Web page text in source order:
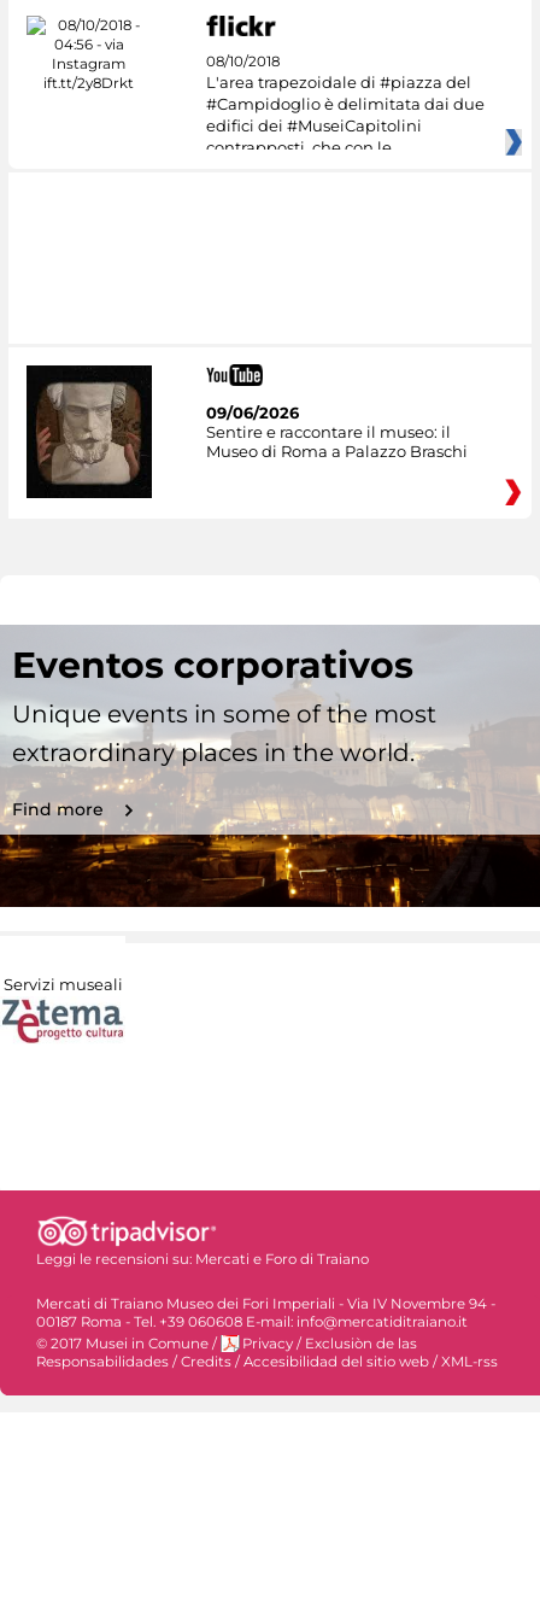
08/10/2018
L'area trapezoidale di #piazza del
#Campidoglio è delimitata dai due
edifici dei #MuseiCapitolini
contrapposti, che con le
09/06/2026
Sentire e raccontare il museo: il
Museo di Roma a Palazzo Braschi
Eventos corporativos
Unique events in some of the most
extraordinary places in the world.
Find more
Servizi museali
Leggi le recensioni su: Mercati e Foro di Traiano
Mercati di Traiano Museo dei Fori Imperiali - Via IV Novembre 94 -
00187 Roma - Tel. +39 060608 E-mail: info@mercatiditraiano.it
© 2017 Musei in Comune / Privacy / Exclusiòn de las
Responsabilidades / Credits / Accesibilidad del sitio web / XML-rss